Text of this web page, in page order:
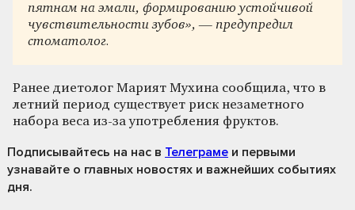
пятнам на эмали, формированию устойчивой
чувствительности зубов», — предупредил
стоматолог.
Ранее диетолог Марият Мухина сообщила, что в
летний период существует риск незаметного
набора веса из-за употребления фруктов.
Подписывайтесь на нас в Телеграме и первыми
узнавайте о главных новостях и важнейших событиях
дня.